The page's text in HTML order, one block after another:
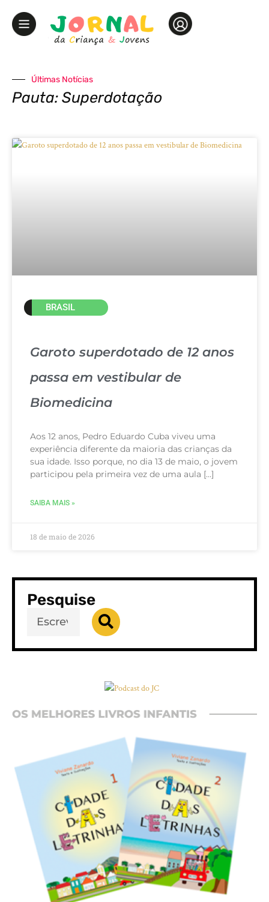
Últimas Notícias
Pauta: Superdotação
BRASIL
Garoto superdotado de 12 anos
passa em vestibular de
Biomedicina
Aos 12 anos, Pedro Eduardo Cuba viveu uma
experiência diferente da maioria das crianças da
sua idade. Isso porque, no dia 13 de maio, o jovem
participou pela primeira vez de uma aula […]
SAIBA MAIS »
18 de maio de 2026
Pesquise